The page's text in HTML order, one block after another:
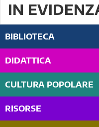
IN
BIBLIOTECA
DIDATTICA
CULTURA POPOLARE
RISORSE